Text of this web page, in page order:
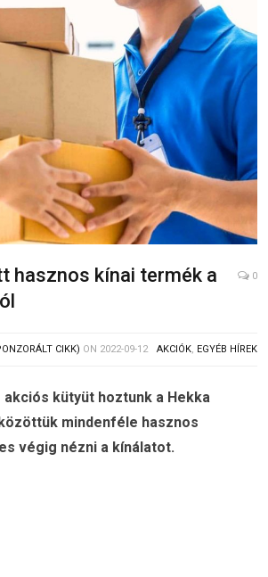
hasznos kínai termék a
0
CIKK) ON 2022-09-12 AKCIÓK, EGYÉB HÍREK
akciós kütyüt hoztunk a Hekka
mindenféle hasznos
végig nézni a kínálatot.